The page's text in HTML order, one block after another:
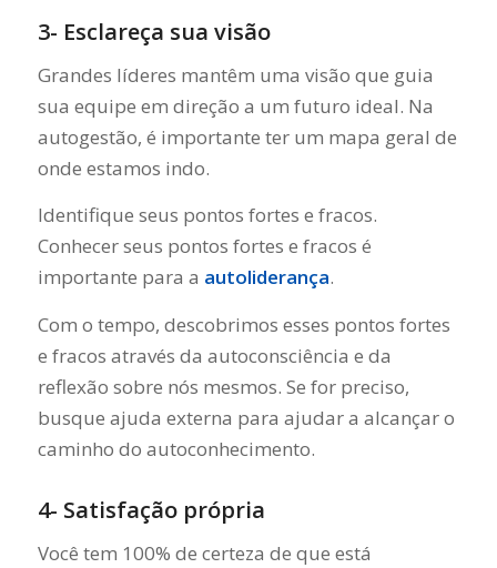
3- Esclareça sua visão
Grandes líderes mantêm uma visão que guia
sua equipe em direção a um futuro ideal. Na
autogestão, é importante ter um mapa geral de
onde estamos indo.
Identifique seus pontos fortes e fracos.
Conhecer seus pontos fortes e fracos é
importante para a autoliderança.
Com o tempo, descobrimos esses pontos fortes
e fracos através da autoconsciência e da
reflexão sobre nós mesmos. Se for preciso,
busque ajuda externa para ajudar a alcançar o
caminho do autoconhecimento.
4- Satisfação própria
Você tem 100% de certeza de que está